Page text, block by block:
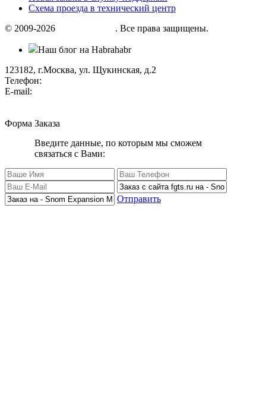
Схема проезда в технический центр
© 2009-2026
. Все права защищены.
Наш блог на Habrahabr
123182, г.Москва, ул. Щукинская, д.2
Телефон:
E-mail:
Форма Заказа
Введите данные, по которым мы сможем
связаться с Вами:
Отправить